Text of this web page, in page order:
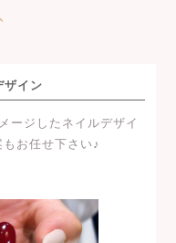
ザイン
ージしたネイルデザイ
お任せ下さい♪